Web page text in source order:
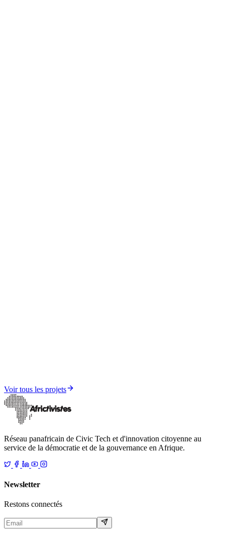
Voir tous les projets
Réseau panafricain de Civic Tech et d'innovation citoyenne au
service de la démocratie et de la gouvernance en Afrique.
Newsletter
Restons connectés